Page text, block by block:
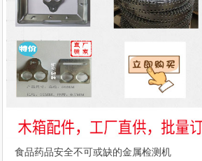
食品药品安全不可或缺的金属检测机